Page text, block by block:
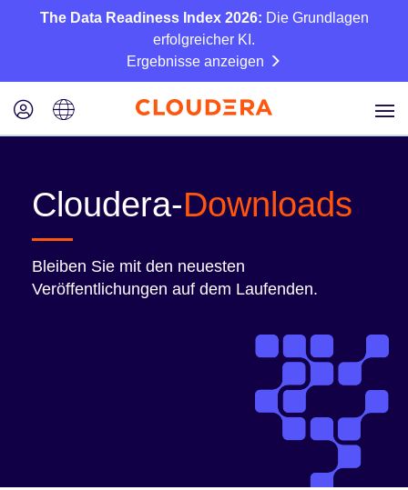
The Data Readiness Index 2026: Die Grundlagen
erfolgreicher KI.
Ergebnisse anzeigen
Cloudera-Downloads
Bleiben Sie mit den neuesten
Veröffentlichungen auf dem Laufenden.